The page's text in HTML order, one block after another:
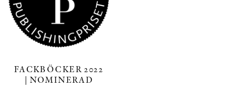
FACKBÖCKER 2022
| NOMINERAD